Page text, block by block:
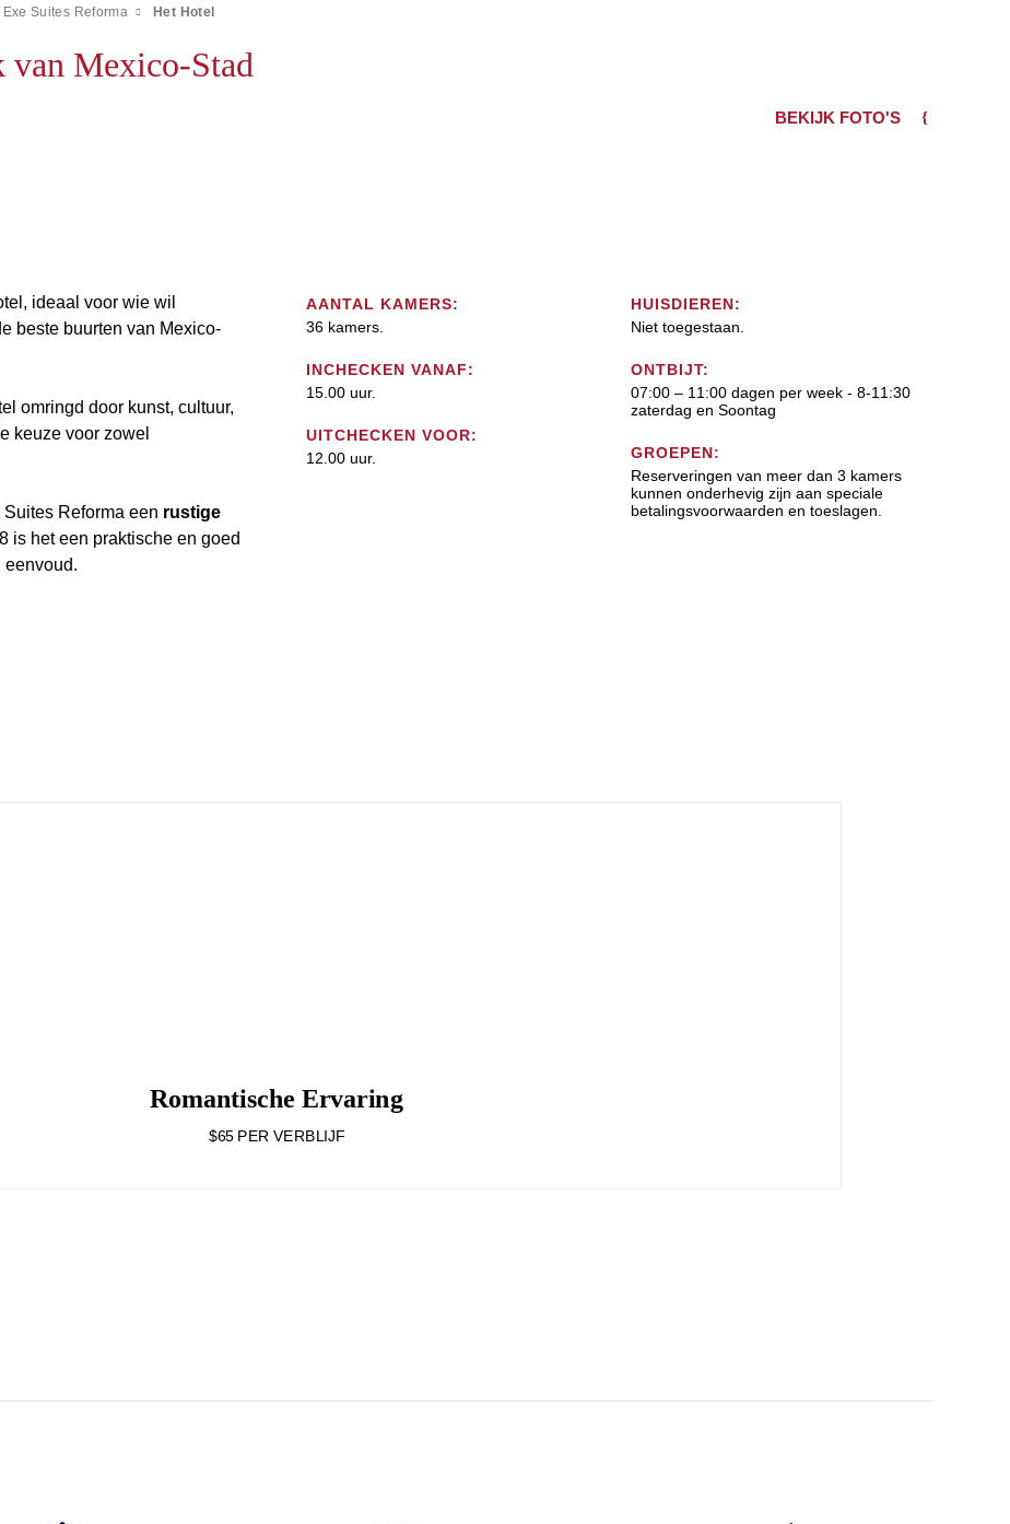
Exe Suites Reforma Het Hotel
van Mexico-Stad
BEKIJK FOTO'S
ideaal voor wie wil
beste buurten van Mexico-
omringd door kunst, cultuur,
keuze voor zowel
Reforma een rustige
is het een praktische en goed
eenvoud.
AANTAL KAMERS:
36 kamers.
INCHECKEN VANAF:
15.00 uur.
UITCHECKEN VOOR:
12.00 uur.
HUISDIEREN:
Niet toegestaan.
ONTBIJT:
07:00 – 11:00 dagen per week - 8-11:30
zaterdag en Soontag
GROEPEN:
Reserveringen van meer dan 3 kamers
kunnen onderhevig zijn aan speciale
betalingsvoorwaarden en toeslagen.
Romantische Ervaring
$65 PER VERBLIJF